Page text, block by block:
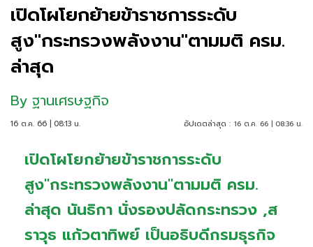
เปิดโผโยกย้ายข้าราชการระดับ
สูง"กระทรวงพลังงาน"ตามมติ ครม.
ล่าสุด
By ฐานเศรษฐกิจ
16 ต.ค. 66 | 08:13 น. อัปเดตล่าสุด : 16 ต.ค. 66 | 08:36 น.
เปิดโผโยกย้ายข้าราชการระดับ
สูง"กระทรวงพลังงาน"ตามมติ ครม.
ล่าสุด นันธิกา นั่งรองปลัดกระทรวง ,ส
ราวุธ แก้วตาทิพย์ เป็นอธิบดีกรมธุรกิจ